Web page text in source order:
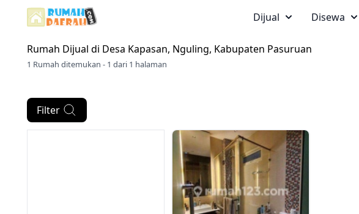
Dijual Disewa
Rumah Dijual di Desa Kapasan, Nguling, Kabupaten Pasuruan
1 Rumah ditemukan - 1 dari 1 halaman
Filter